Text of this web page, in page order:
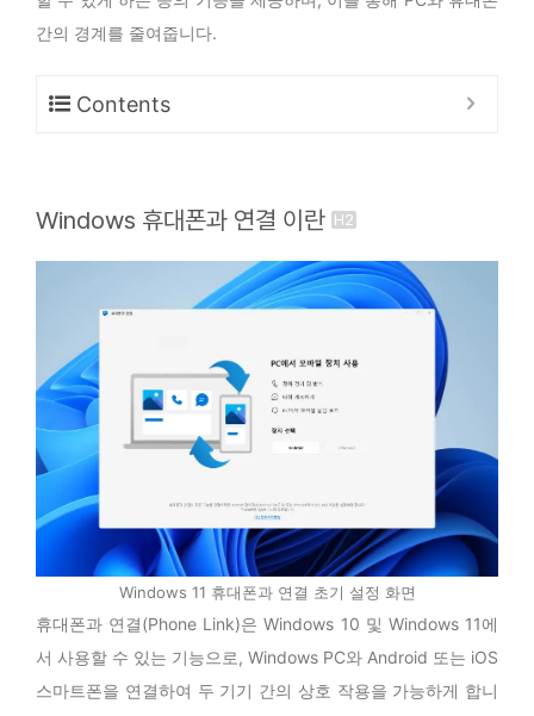
간의 경계를 줄여줍니다.
Contents
Windows 휴대폰과 연결 이란
Windows 11 휴대폰과 연결 초기 설정 화면
휴대폰과 연결(Phone Link)은 Windows 10 및 Windows 11에
서 사용할 수 있는 기능으로, Windows PC와 Android 또는 iOS
스마트폰을 연결하여 두 기기 간의 상호 작용을 가능하게 합니